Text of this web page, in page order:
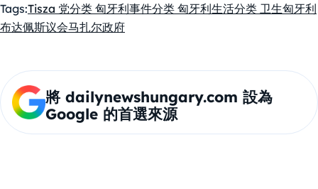
Tags:Tisza 党分类 匈牙利事件分类 匈牙利生活分类 卫生匈牙利
布达佩斯议会马扎尔政府
將 dailynewshungary.com 設為
Google 的首選來源